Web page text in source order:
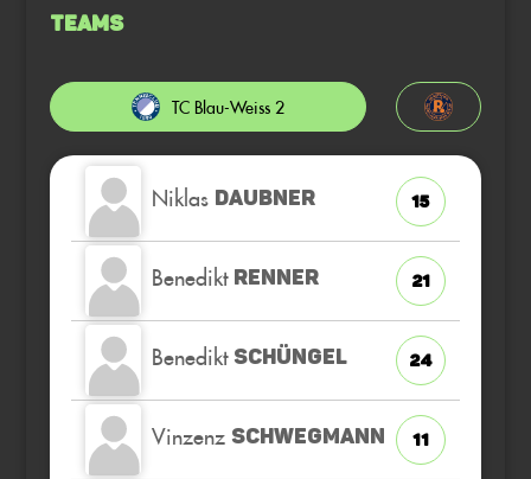
Teams
TC Blau-Weiss 2
Niklas DAUBNER 15
Benedikt RENNER 21
Benedikt SCHÜNGEL 24
Vinzenz SCHWEGMANN 11